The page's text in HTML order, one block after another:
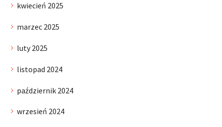
kwiecień 2025
marzec 2025
luty 2025
listopad 2024
październik 2024
wrzesień 2024